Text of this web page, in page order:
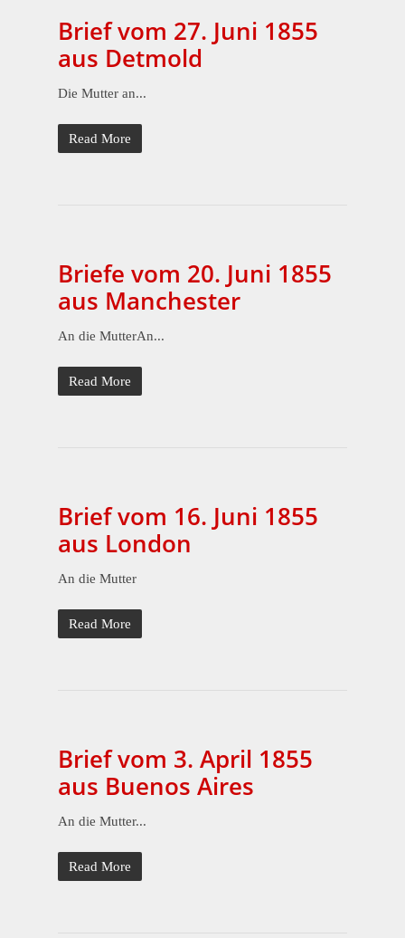
Brief vom 27. Juni 1855
aus Detmold
Die Mutter an...
Read More
Briefe vom 20. Juni 1855
aus Manchester
An die MutterAn...
Read More
Brief vom 16. Juni 1855
aus London
An die Mutter
Read More
Brief vom 3. April 1855
aus Buenos Aires
An die Mutter...
Read More